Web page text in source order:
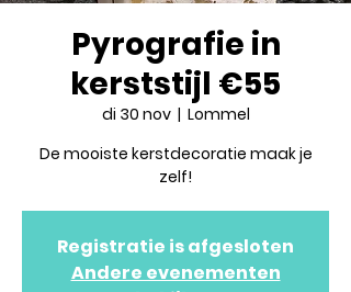
Pyrografie in
kerststijl €55
di 30 nov
  |
Lommel
De mooiste kerstdecoratie maak je
zelf!
Registratie is afgesloten
Andere evenementen